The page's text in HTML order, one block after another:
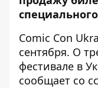
Comic Con
сентября. О
фестивале в
сообщает со